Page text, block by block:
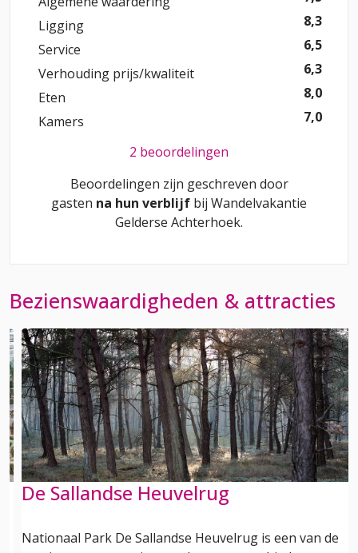
Ligging
8,3
Service
6,5
Verhouding prijs/kwaliteit
6,3
Eten
8,0
Kamers
7,0
2 beoordelingen
Beoordelingen zijn geschreven door
gasten na hun verblijf bij Wandelvakantie
Gelderse Achterhoek.
Bezienswaardigheden & attracties
De Sallandse Heuvelrug
Nationaal Park De Sallandse Heuvelrug is een van de